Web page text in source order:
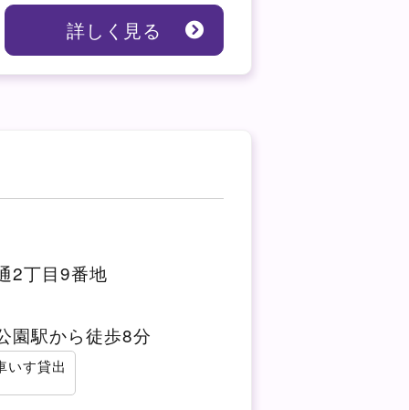
詳しく見る
2丁目9番地
園駅から徒歩8分
いす貸出